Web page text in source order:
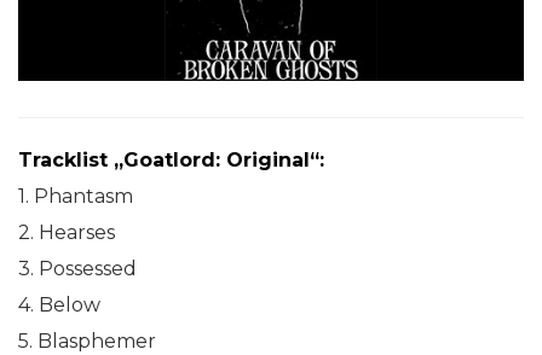
Tracklist „Goatlord: Original“:
1. Phantasm
2. Hearses
3. Possessed
4. Below
5. Blasphemer